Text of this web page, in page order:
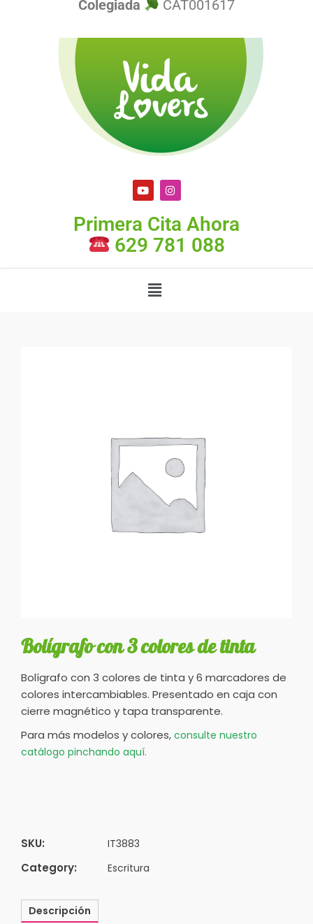
Colegiada CAT001617
Primera Cita Ahora
629 781 088
Bolígrafo con 3 colores de tinta
Bolígrafo con 3 colores de tinta y 6 marcadores de
colores intercambiables. Presentado en caja con
cierre magnético y tapa transparente.
Para más modelos y colores, consulte nuestro
catálogo pinchando aquí.
SKU: IT3883
Category: Escritura
Descripción